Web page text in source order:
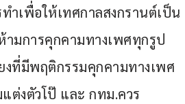
ำเพื่อให้เทศกาลสงกรานต์เป็น
ามการคุกคามทางเพศทุกรูป
งที่มีพฤติกรรมคุกคามทางเพศ
ต่งตัวโป๊ และ กทม.ควร